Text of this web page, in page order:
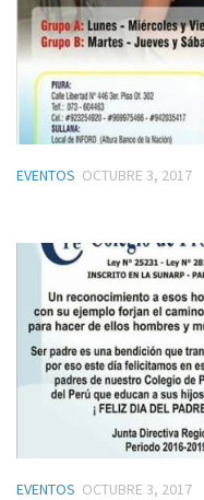
EVENTOS OCTUBRE 3, 2017
EVENTOS OCTUBRE 3, 2017